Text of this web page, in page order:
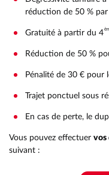
réduction de 50 %
Gratuité à partir du 4
Réduction de 50 %
Pénalité de 30 € pour
Trajet ponctuel sous
En cas de perte, le
Vous pouvez effectuer vos
suivant :